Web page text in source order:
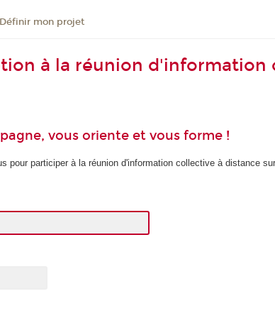
Définir mon projet
à la réunion d'information
vous oriente et vous forme !
pour participer à la réunion d'information collective à distance